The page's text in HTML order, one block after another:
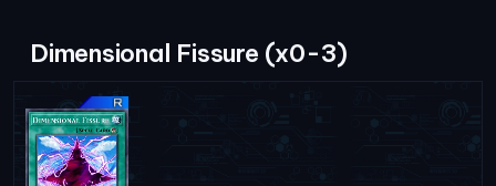
Dimensional Fissure (x0-3)